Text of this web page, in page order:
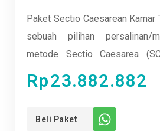
Paket Sectio Caesarean Kamar
sebuah pilihan persalinan/
metode Sectio Caesarea
dengan kehangatan dan
dan bayi yang akan segera
Asia Aksara, kami
kehadiran bayi baru dalam
Rp23.882.882
Beli Paket